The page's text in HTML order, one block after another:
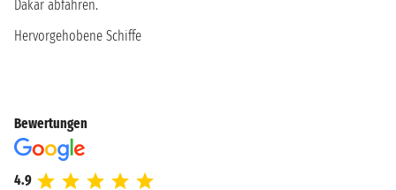
Dakar abfahren.
Hervorgehobene Schiffe
Bewertungen
4.9